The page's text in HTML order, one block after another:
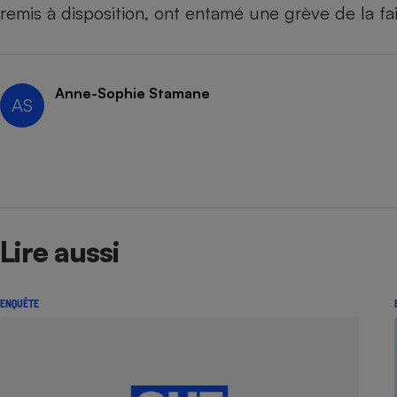
remis à disposition, ont entamé une grève de la
AS
Anne-Sophie Stamane
Lire aussi
ENQUÊTE
Radiateur électrique